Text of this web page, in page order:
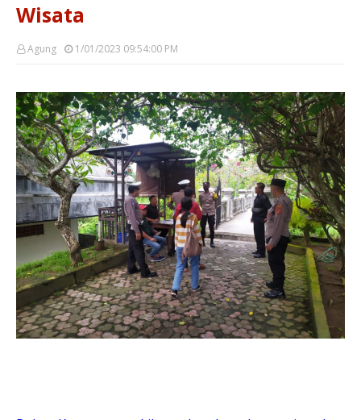
Wisata
Agung 1/01/2023 09:54:00 PM